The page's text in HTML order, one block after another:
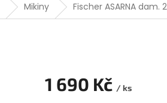
Mikiny Fischer ASARNA dam.
1 690 Kč / ks